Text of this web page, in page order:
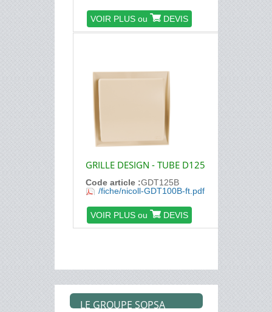
VOIR PLUS ou DEVIS
GRILLE DESIGN - TUBE D125
Code article :GDT125B
/fiche/nicoll-GDT100B-ft.pdf
VOIR PLUS ou DEVIS
LE GROUPE SOPSA